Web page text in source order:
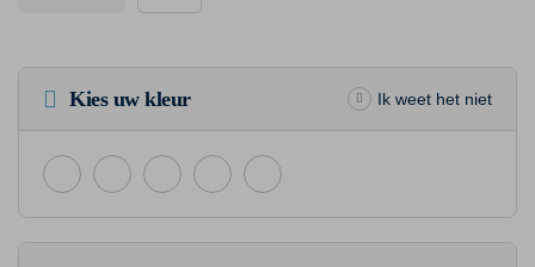
Kies uw kleur Ik weet het niet